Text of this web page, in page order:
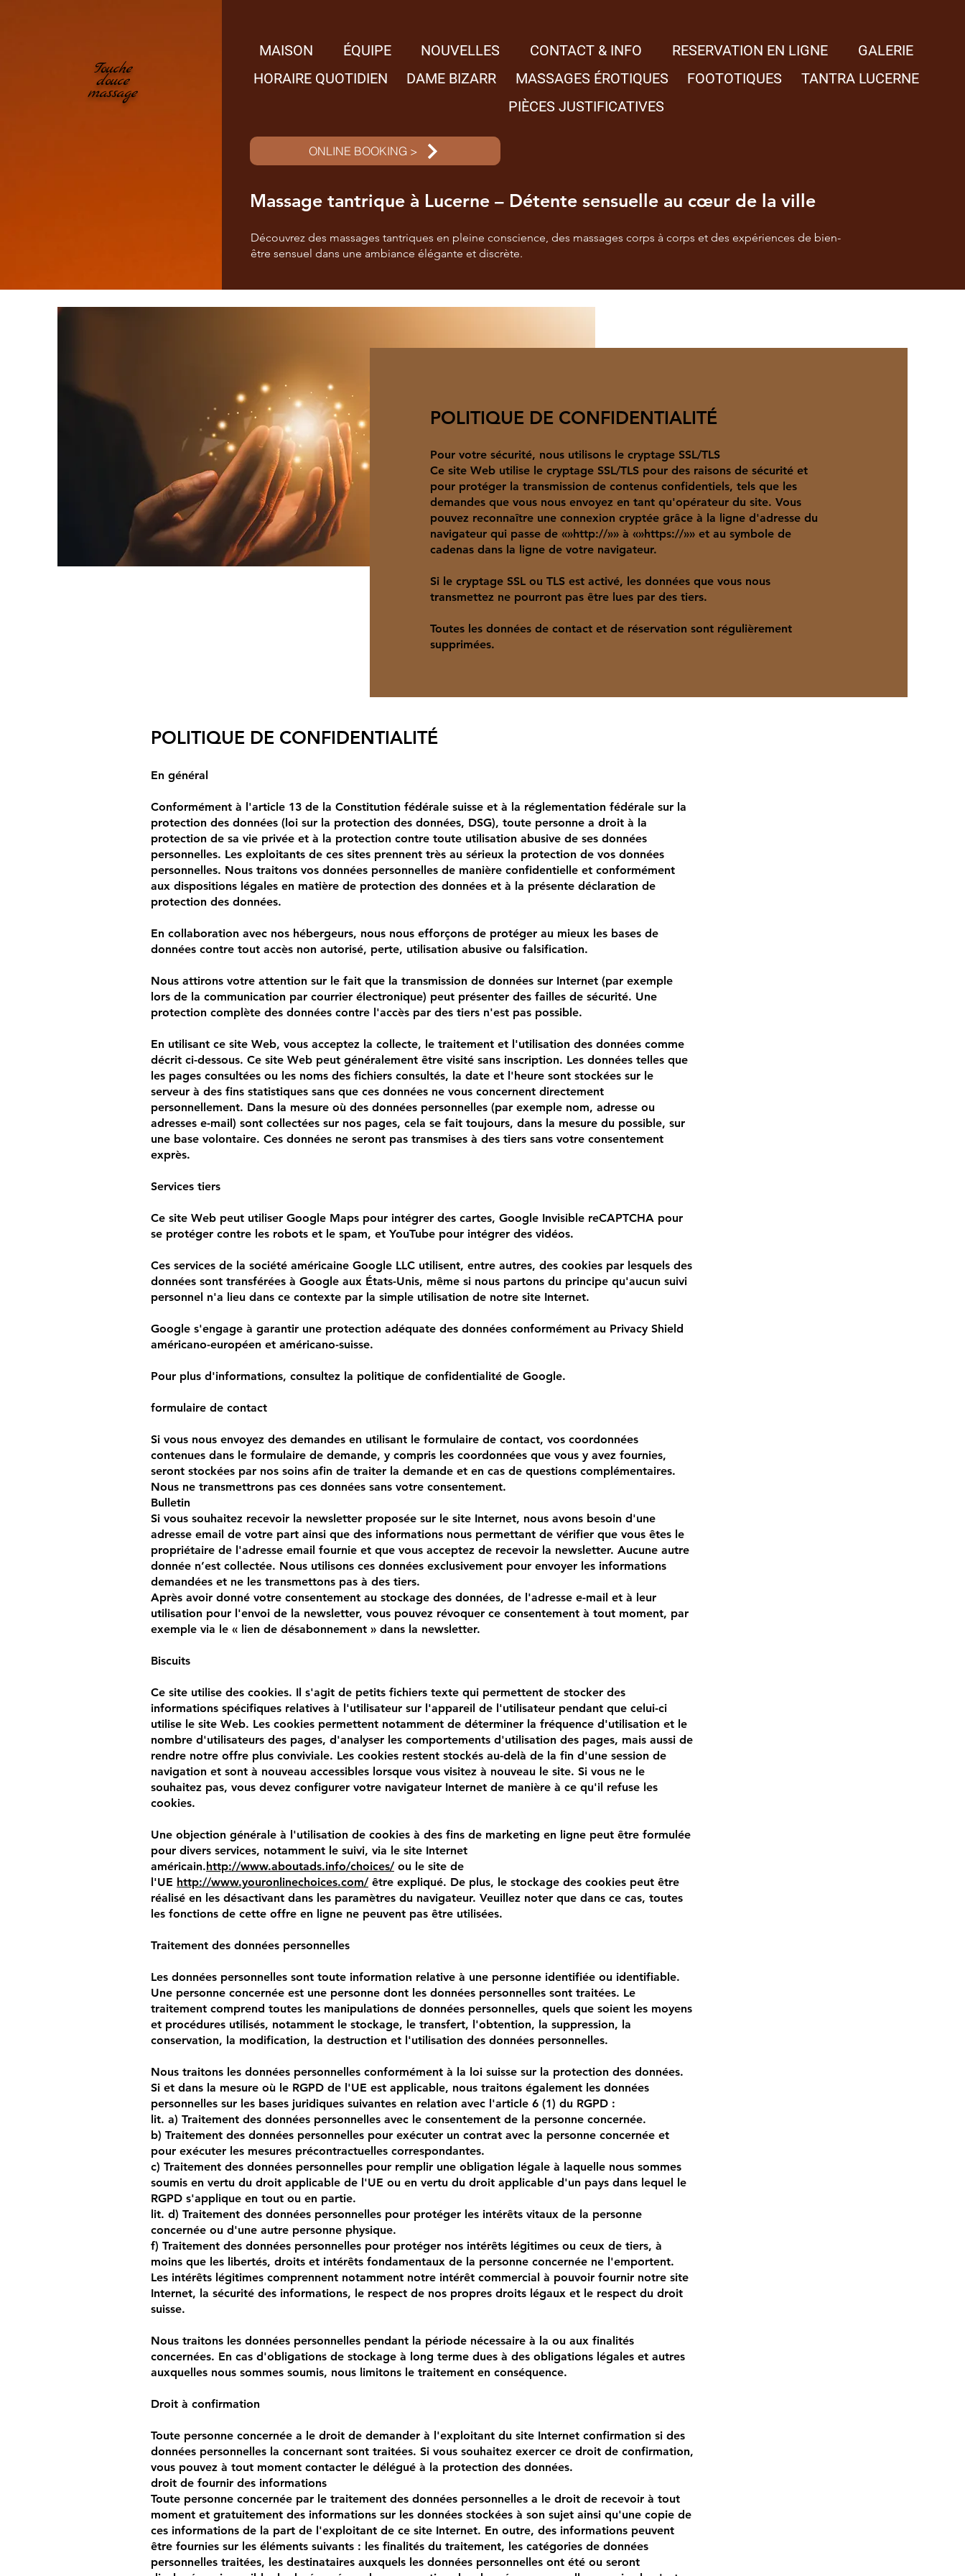
Touche
douce
massage
MAISON ÉQUIPE NOUVELLES CONTACT & INFO RESERVATION EN LIGNE
GALERIE
HORAIRE QUOTIDIEN
DAME BIZARR MASSAGES ÉROTIQUES FOOTOTIQUES
TANTRA LUCERNE
PIÈCES JUSTIFICATIVES
ONLINE BOOKING >
Massage tantrique à Lucerne – Détente sensuelle au cœur de la ville
Découvrez des massages tantriques en pleine conscience, des massages corps à corps et des expériences de bien-
être sensuel dans une ambiance élégante et discrète.
POLITIQUE DE CONFIDENTIALITÉ
Pour votre sécurité, nous utilisons le cryptage SSL/TLS
Ce site Web utilise le cryptage SSL/TLS pour des raisons de sécurité et
pour protéger la transmission de contenus confidentiels, tels que les
demandes que vous nous envoyez en tant qu'opérateur du site. Vous
pouvez reconnaître une connexion cryptée grâce à la ligne d'adresse du
navigateur qui passe de «»http://»» à «»https://»» et au symbole de
cadenas dans la ligne de votre navigateur.
Si le cryptage SSL ou TLS est activé, les données que vous nous
transmettez ne pourront pas être lues par des tiers.
Toutes les données de contact et de réservation sont régulièrement
supprimées.
POLITIQUE DE CONFIDENTIALITÉ
En général
Conformément à l'article 13 de la Constitution fédérale suisse et à la réglementation fédérale sur la
protection des données (loi sur la protection des données, DSG), toute personne a droit à la
protection de sa vie privée et à la protection contre toute utilisation abusive de ses données
personnelles. Les exploitants de ces sites prennent très au sérieux la protection de vos données
personnelles. Nous traitons vos données personnelles de manière confidentielle et conformément
aux dispositions légales en matière de protection des données et à la présente déclaration de
protection des données.
En collaboration avec nos hébergeurs, nous nous efforçons de protéger au mieux les bases de
données contre tout accès non autorisé, perte, utilisation abusive ou falsification.
Nous attirons votre attention sur le fait que la transmission de données sur Internet (par exemple
lors de la communication par courrier électronique) peut présenter des failles de sécurité. Une
protection complète des données contre l'accès par des tiers n'est pas possible.
En utilisant ce site Web, vous acceptez la collecte, le traitement et l'utilisation des données comme
décrit ci-dessous. Ce site Web peut généralement être visité sans inscription. Les données telles que
les pages consultées ou les noms des fichiers consultés, la date et l'heure sont stockées sur le
serveur à des fins statistiques sans que ces données ne vous concernent directement
personnellement. Dans la mesure où des données personnelles (par exemple nom, adresse ou
adresses e-mail) sont collectées sur nos pages, cela se fait toujours, dans la mesure du possible, sur
une base volontaire. Ces données ne seront pas transmises à des tiers sans votre consentement
exprès.
Services tiers
Ce site Web peut utiliser Google Maps pour intégrer des cartes, Google Invisible reCAPTCHA pour
se protéger contre les robots et le spam, et YouTube pour intégrer des vidéos.
Ces services de la société américaine Google LLC utilisent, entre autres, des cookies par lesquels des
données sont transférées à Google aux États-Unis, même si nous partons du principe qu'aucun suivi
personnel n'a lieu dans ce contexte par la simple utilisation de notre site Internet.
Google s'engage à garantir une protection adéquate des données conformément au Privacy Shield
américano-européen et américano-suisse.
Pour plus d'informations, consultez la politique de confidentialité de Google.
formulaire de contact
Si vous nous envoyez des demandes en utilisant le formulaire de contact, vos coordonnées
contenues dans le formulaire de demande, y compris les coordonnées que vous y avez fournies,
seront stockées par nos soins afin de traiter la demande et en cas de questions complémentaires.
Nous ne transmettrons pas ces données sans votre consentement.
Bulletin
Si vous souhaitez recevoir la newsletter proposée sur le site Internet, nous avons besoin d'une
adresse email de votre part ainsi que des informations nous permettant de vérifier que vous êtes le
propriétaire de l'adresse email fournie et que vous acceptez de recevoir la newsletter. Aucune autre
donnée n’est collectée. Nous utilisons ces données exclusivement pour envoyer les informations
demandées et ne les transmettons pas à des tiers.
Après avoir donné votre consentement au stockage des données, de l'adresse e-mail et à leur
utilisation pour l'envoi de la newsletter, vous pouvez révoquer ce consentement à tout moment, par
exemple via le « lien de désabonnement » dans la newsletter.
Biscuits
Ce site utilise des cookies. Il s'agit de petits fichiers texte qui permettent de stocker des
informations spécifiques relatives à l'utilisateur sur l'appareil de l'utilisateur pendant que celui-ci
utilise le site Web. Les cookies permettent notamment de déterminer la fréquence d'utilisation et le
nombre d'utilisateurs des pages, d'analyser les comportements d'utilisation des pages, mais aussi de
rendre notre offre plus conviviale. Les cookies restent stockés au-delà de la fin d'une session de
navigation et sont à nouveau accessibles lorsque vous visitez à nouveau le site. Si vous ne le
souhaitez pas, vous devez configurer votre navigateur Internet de manière à ce qu'il refuse les
cookies.
Une objection générale à l'utilisation de cookies à des fins de marketing en ligne peut être formulée
pour divers services, notamment le suivi, via le site Internet
américain.http://www.aboutads.info/choices/ ou le site de
l'UE http://www.youronlinechoices.com/ être expliqué. De plus, le stockage des cookies peut être
réalisé en les désactivant dans les paramètres du navigateur. Veuillez noter que dans ce cas, toutes
les fonctions de cette offre en ligne ne peuvent pas être utilisées.
Traitement des données personnelles
Les données personnelles sont toute information relative à une personne identifiée ou identifiable.
Une personne concernée est une personne dont les données personnelles sont traitées. Le
traitement comprend toutes les manipulations de données personnelles, quels que soient les moyens
et procédures utilisés, notamment le stockage, le transfert, l'obtention, la suppression, la
conservation, la modification, la destruction et l'utilisation des données personnelles.
Nous traitons les données personnelles conformément à la loi suisse sur la protection des données.
Si et dans la mesure où le RGPD de l'UE est applicable, nous traitons également les données
personnelles sur les bases juridiques suivantes en relation avec l'article 6 (1) du RGPD :
lit. a) Traitement des données personnelles avec le consentement de la personne concernée.
b) Traitement des données personnelles pour exécuter un contrat avec la personne concernée et
pour exécuter les mesures précontractuelles correspondantes.
c) Traitement des données personnelles pour remplir une obligation légale à laquelle nous sommes
soumis en vertu du droit applicable de l'UE ou en vertu du droit applicable d'un pays dans lequel le
RGPD s'applique en tout ou en partie.
lit. d) Traitement des données personnelles pour protéger les intérêts vitaux de la personne
concernée ou d'une autre personne physique.
f) Traitement des données personnelles pour protéger nos intérêts légitimes ou ceux de tiers, à
moins que les libertés, droits et intérêts fondamentaux de la personne concernée ne l'emportent.
Les intérêts légitimes comprennent notamment notre intérêt commercial à pouvoir fournir notre site
Internet, la sécurité des informations, le respect de nos propres droits légaux et le respect du droit
suisse.
Nous traitons les données personnelles pendant la période nécessaire à la ou aux finalités
concernées. En cas d'obligations de stockage à long terme dues à des obligations légales et autres
auxquelles nous sommes soumis, nous limitons le traitement en conséquence.
Droit à confirmation
Toute personne concernée a le droit de demander à l'exploitant du site Internet confirmation si des
données personnelles la concernant sont traitées. Si vous souhaitez exercer ce droit de confirmation,
vous pouvez à tout moment contacter le délégué à la protection des données.
droit de fournir des informations
Toute personne concernée par le traitement des données personnelles a le droit de recevoir à tout
moment et gratuitement des informations sur les données stockées à son sujet ainsi qu'une copie de
ces informations de la part de l'exploitant de ce site Internet. En outre, des informations peuvent
être fournies sur les éléments suivants : les finalités du traitement, les catégories de données
personnelles traitées, les destinataires auxquels les données personnelles ont été ou seront